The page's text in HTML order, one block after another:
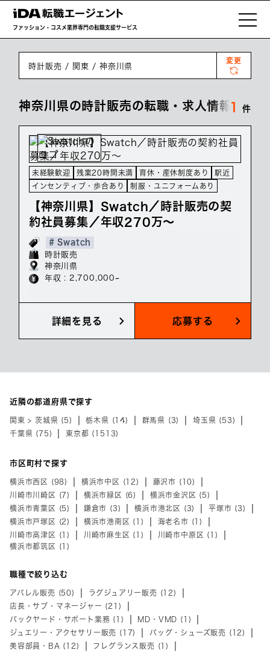
ファッション・コスメ業界専門の転職支援サービス
時計販売 関東 神奈川県
変更
神奈川県の時計販売の転職・求人情報一覧
1 件
未経験歓迎 残業20時間未満 育休・産休制度あり
駅近
インセンティブ・歩合あり
制服・ユニフォームあり
【神奈川県】Swatch／時計販売の契
約社員募集／年収270万～
# Swatch
時計販売
神奈川県
年収 : 2,700,000~
詳細を見る 応募する
近隣の都道府県で探す
関東 > 茨城県 (5) 栃木県 (14) 群馬県 (3)
埼玉県 (53)
千葉県 (75)
東京都 (1513)
市区町村で探す
横浜市西区 (98) 横浜市中区 (12)
藤沢市 (10)
川崎市川崎区 (7)
横浜市緑区 (6)
横浜市金沢区 (5)
横浜市青葉区 (5)
鎌倉市 (3) 横浜市港北区 (3)
平塚市 (3)
横浜市戸塚区 (2)
横浜市港南区 (1)
海老名市 (1)
川崎市高津区 (1)
川崎市麻生区 (1)
川崎市中原区 (1)
横浜市都筑区 (1)
職種で絞り込む
アパレル販売 (50)
ラグジュアリー販売 (12)
店長・サブ・マネージャー (21)
バックヤード・サポート業務 (1)
MD・VMD (1)
ジュエリー・アクセサリー販売 (17)
バッグ・シューズ販売 (12)
美容部員・BA (12)
フレグランス販売 (1)